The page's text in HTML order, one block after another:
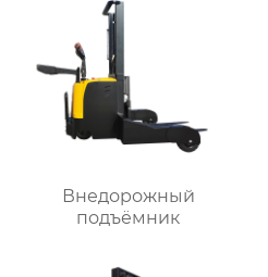
Внедорожный
подъёмник